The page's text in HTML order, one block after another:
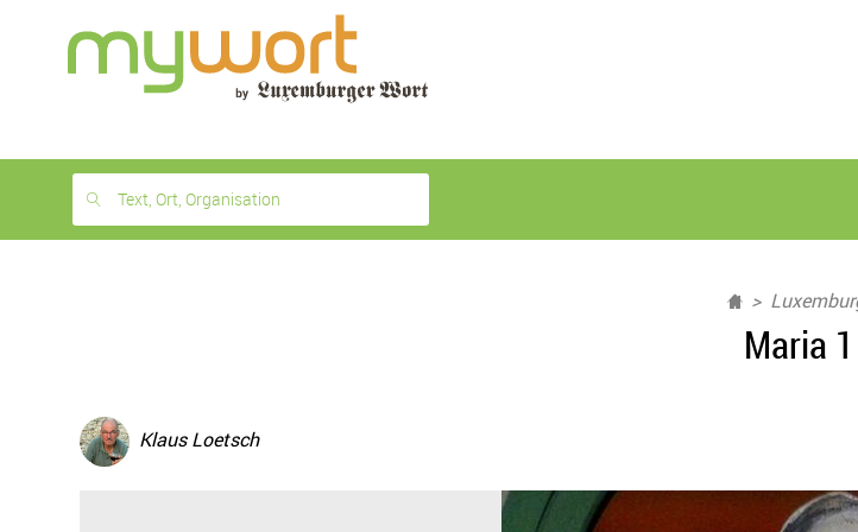
month
free
Text, Ort, Organisation
Maria 1
Klaus Loetsch